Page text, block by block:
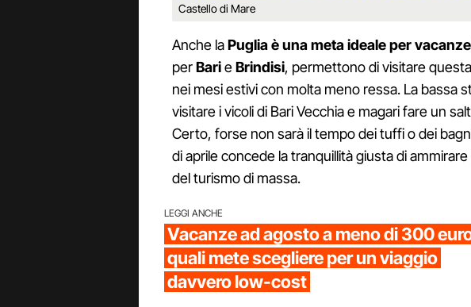
Castello di Mare
Anche laPuglia è una meta ideale per
perBarieBrindisi, permettono di visitare
nei mesi estivi con molta meno ressa. La bassa
visitare i vicoli di Bari Vecchia e magari fare un
Certo, forse non sarà il tempo dei tuffi o dei
di aprile concede la tranquillità giusta di
del turismo di massa.
LEGGI ANCHE
Vacanze ad agosto a meno di 300
quali mete scegliere per un viaggio
davvero low-cost